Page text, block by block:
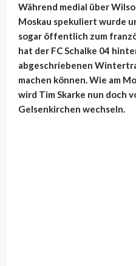
Während medial über
Moskau spekuliert wurde
sogar öffentlich zum
hat der FC Schalke 04
abgeschriebenen
machen können. Wie am
wird Tim Skarke nun doch
Gelsenkirchen wechseln.